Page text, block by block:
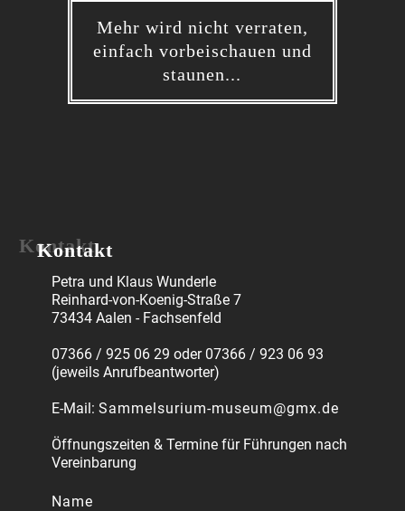
Mehr wird nicht verraten,
einfach vorbeischauen und
staunen...
Kontakt
Petra und Klaus Wunderle
Reinhard-von-Koenig-Straße 7
73434 Aalen - Fachsenfeld
07366 / 925 06 29 oder 07366 / 923 06 93
(jeweils Anrufbeantworter)
E-Mail: Sammelsurium-museum@gmx.de
Öffnungszeiten & Termine für Führungen nach
Vereinbarung
Name